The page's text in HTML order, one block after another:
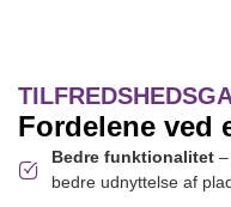
Fordelene ved
Bedre funktionalitet–
bedre udnyttelse af